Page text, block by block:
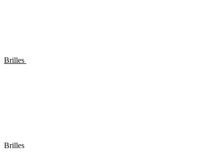
Brilles
Brilles